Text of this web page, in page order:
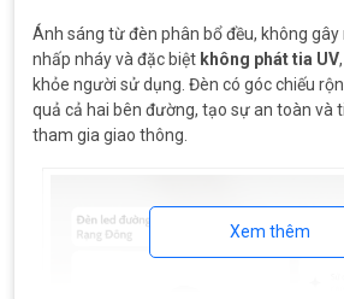
Ánh sáng từ đèn phân bổ đều, không gây
nhấp nháy và đặc biệt không phát tia UV
khỏe người sử dụng. Đèn có góc chiếu
quả cả hai bên đường, tạo sự an toàn và
tham gia giao thông.
Xem thêm